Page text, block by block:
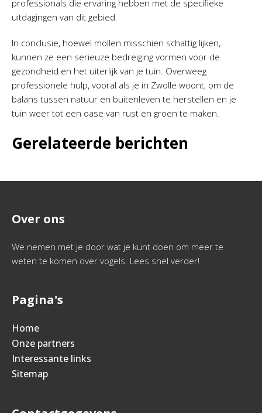
professionals die ervaring hebben met de specifieke
uitdagingen van dit gebied.
In conclusie, hoewel mollen misschien schattig lijken,
kunnen ze een serieuze bedreiging vormen voor de
gezondheid en het uiterlijk van je tuin. Overweeg
professionele hulp, vooral als je in Zwolle woont, om de
balans tussen natuur en buitenleven te herstellen en je
tuin weer tot een oase van rust en groen te maken.
Gerelateerde berichten
Over ons
We nemen met je door wat je kunt doen om meer te
weten te komen over vogels. Lees snel verder!
Pagina's
Home
Onze partners
Interessante links
Sitemap